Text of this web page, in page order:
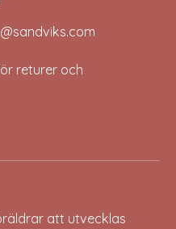
returer och
att utvecklas